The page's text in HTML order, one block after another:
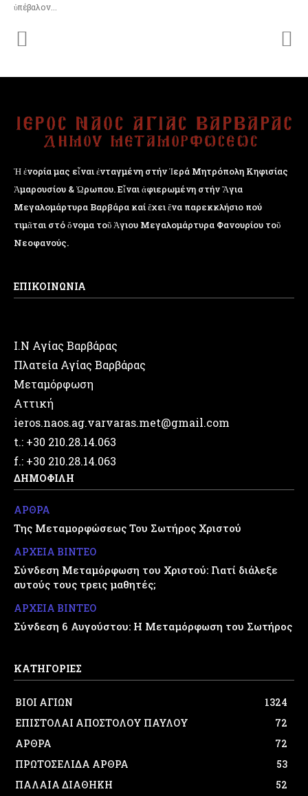
ὑπέβαλον...
Ἡ ἐνορία μας εἶναι ἐνταγμένη στήν Ἱερά Μητρόπολη Κηφισίας
Ἁμαρουσίου & Ὠρωπου. Εἶναι ἀφιερωμένη στήν Ἅγια
Μεγαλομάρτυρα Βαρβάρα καί ἔχει ἕνα παρεκκλήσιο πού
τιμᾶται στό ὄνομα τοῦ Ἁγιου Μεγαλομάρτυρα Φανουρίου τοῦ
Νεοφανούς.
ΕΠΙΚΟΙΝΩΝΙΑ
Ι.Ν Αγίας Βαρβάρας
Πλατεία Αγίας Βαρβάρας
Μεταμόρφωση
Αττική
ieros.naos.ag.varvaras.met@gmail.com
t.: +30 210.28.14.063
f.: +30 210.28.14.063
ΔΗΜΟΦΙΛΗ
ΑΡΘΡΑ
Της Μεταμορφώσεως Του Σωτήρος Χριστού
ΑΡΧΕΙΑ ΒΙΝΤΕΟ
Σύνδεση Μεταμόρφωση του Χριστού: Γιατί διάλεξε
αυτούς τους τρεις μαθητές;
ΑΡΧΕΙΑ ΒΙΝΤΕΟ
Σύνδεση 6 Αυγούστου: Η Μεταμόρφωση του Σωτήρος
ΚΑΤΗΓΟΡΙΕΣ
ΒΙΟΙ ΑΓΙΩΝ
1324
ΕΠΙΣΤΟΛΑΙ ΑΠΟΣΤΟΛΟΥ ΠΑΥΛΟΥ
72
ΑΡΘΡΑ
72
ΠΡΩΤΟΣΕΛΙΔΑ ΑΡΘΡΑ
53
ΠΑΛΑΙΑ ΔΙΑΘΗΚΗ
52